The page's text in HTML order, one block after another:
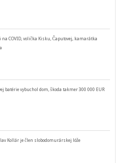
na COVID, volička Kisku, Čaputovej, kamarátka
batérie vybuchol dom, škoda takmer 300 000 EUR
Kollár je člen slobodomurárskej lóže